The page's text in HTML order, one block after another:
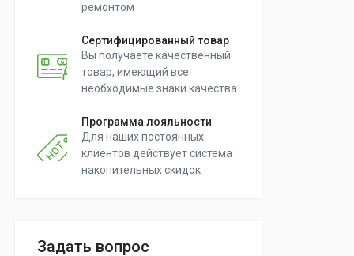
ремонтом
Сертифицированный товар
Вы получаете качественный
товар, имеющий все
необходимые знаки качества
Программа лояльности
Для наших постоянных
клиентов действует система
накопительных скидок
Задать вопрос